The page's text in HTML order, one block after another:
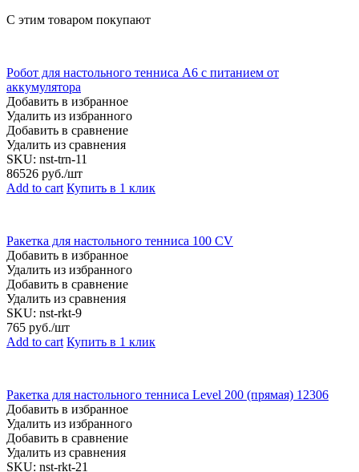
С этим товаром покупают
Робот для настольного тенниса A6 с питанием от
аккумулятора
Добавить в избранное
Удалить из избранного
Добавить в сравнение
Удалить из сравнения
SKU: nst-trn-11
86526 руб./шт
Add to cart Купить в 1 клик
Ракетка для настольного тенниса 100 CV
Добавить в избранное
Удалить из избранного
Добавить в сравнение
Удалить из сравнения
SKU: nst-rkt-9
765 руб./шт
Add to cart Купить в 1 клик
Ракетка для настольного тенниса Level 200 (прямая) 12306
Добавить в избранное
Удалить из избранного
Добавить в сравнение
Удалить из сравнения
SKU: nst-rkt-21